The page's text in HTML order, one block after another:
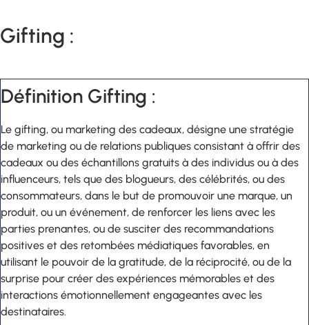
Gifting :
Définition Gifting :
Le gifting, ou marketing des cadeaux, désigne une stratégie
de marketing ou de relations publiques consistant à offrir des
cadeaux ou des échantillons gratuits à des individus ou à des
influenceurs, tels que des blogueurs, des célébrités, ou des
consommateurs, dans le but de promouvoir une marque, un
produit, ou un événement, de renforcer les liens avec les
parties prenantes, ou de susciter des recommandations
positives et des retombées médiatiques favorables, en
utilisant le pouvoir de la gratitude, de la réciprocité, ou de la
surprise pour créer des expériences mémorables et des
interactions émotionnellement engageantes avec les
destinataires.